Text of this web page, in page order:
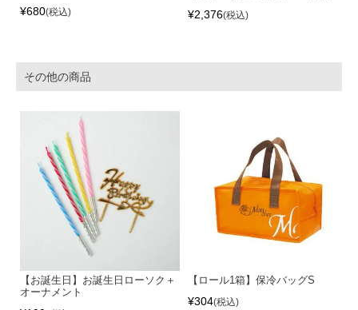
¥680 税込 ¥2,376 税込
その他の商品
【お誕生日】お誕生日ローソク＋
オーナメント
【ロール1箱】保冷バッグS
¥304 税込